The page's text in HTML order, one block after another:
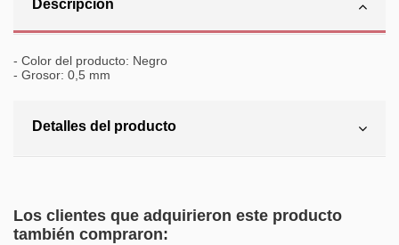
Descripción
- Color del producto: Negro
- Grosor: 0,5 mm
Detalles del producto
Los clientes que adquirieron este producto
también compraron: